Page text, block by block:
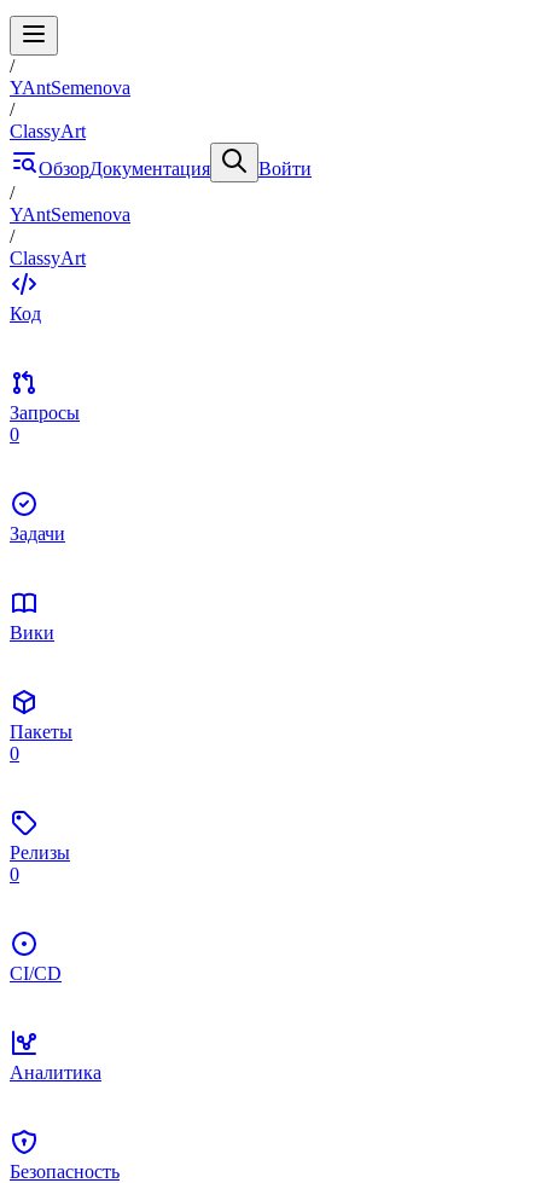
/
YAntSemenova
/
ClassyArt
ОбзорДокументация
Войти
/
YAntSemenova
/
ClassyArt
Код
Запросы
0
Задачи
Вики
Пакеты
0
Релизы
0
CI/CD
Аналитика
Безопасность